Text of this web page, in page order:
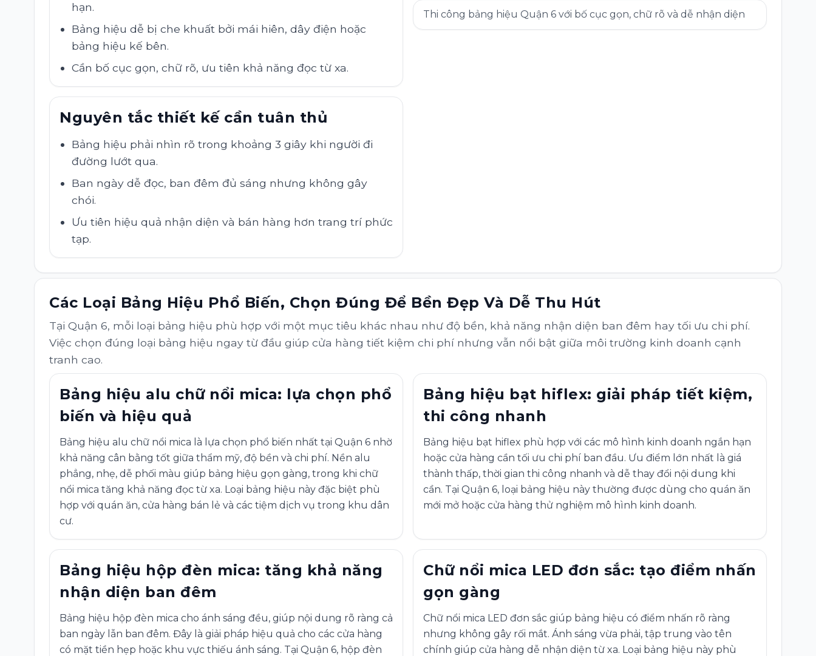
hạn.
Bảng hiệu dễ bị che khuất bởi mái hiên, dây điện hoặc
bảng hiệu kế bên.
Cần bố cục gọn, chữ rõ, ưu tiên khả năng đọc từ xa.
Nguyên tắc thiết kế cần tuân thủ
Bảng hiệu phải nhìn rõ trong khoảng 3 giây khi người đi
đường lướt qua.
Ban ngày dễ đọc, ban đêm đủ sáng nhưng không gây
chói.
Ưu tiên hiệu quả nhận diện và bán hàng hơn trang trí phức
tạp.
Thi công bảng hiệu Quận 6 với bố cục gọn, chữ rõ và dễ nhận diện
Các Loại Bảng Hiệu Phổ Biến, Chọn Đúng Để Bền Đẹp Và Dễ Thu Hút
Tại Quận 6, mỗi loại bảng hiệu phù hợp với một mục tiêu khác nhau như độ bền, khả năng nhận diện ban đêm hay tối ưu chi phí.
Việc chọn đúng loại bảng hiệu ngay từ đầu giúp cửa hàng tiết kiệm chi phí nhưng vẫn nổi bật giữa môi trường kinh doanh cạnh
tranh cao.
Bảng hiệu alu chữ nổi mica: lựa chọn phổ
biến và hiệu quả
Bảng hiệu alu chữ nổi mica là lựa chọn phổ biến nhất tại Quận 6 nhờ
khả năng cân bằng tốt giữa thẩm mỹ, độ bền và chi phí. Nền alu
phẳng, nhẹ, dễ phối màu giúp bảng hiệu gọn gàng, trong khi chữ
nổi mica tăng khả năng đọc từ xa. Loại bảng hiệu này đặc biệt phù
hợp với quán ăn, cửa hàng bán lẻ và các tiệm dịch vụ trong khu dân
cư.
Bảng hiệu bạt hiflex: giải pháp tiết kiệm,
thi công nhanh
Bảng hiệu bạt hiflex phù hợp với các mô hình kinh doanh ngắn hạn
hoặc cửa hàng cần tối ưu chi phí ban đầu. Ưu điểm lớn nhất là giá
thành thấp, thời gian thi công nhanh và dễ thay đổi nội dung khi
cần. Tại Quận 6, loại bảng hiệu này thường được dùng cho quán ăn
mới mở hoặc cửa hàng thử nghiệm mô hình kinh doanh.
Bảng hiệu hộp đèn mica: tăng khả năng
nhận diện ban đêm
Bảng hiệu hộp đèn mica cho ánh sáng đều, giúp nội dung rõ ràng cả
ban ngày lẫn ban đêm. Đây là giải pháp hiệu quả cho các cửa hàng
có mặt tiền hẹp hoặc khu vực thiếu ánh sáng. Tại Quận 6, hộp đèn
Chữ nổi mica LED đơn sắc: tạo điểm nhấn
gọn gàng
Chữ nổi mica LED đơn sắc giúp bảng hiệu có điểm nhấn rõ ràng
nhưng không gây rối mắt. Ánh sáng vừa phải, tập trung vào tên
chính giúp cửa hàng dễ nhận diện từ xa. Loại bảng hiệu này phù